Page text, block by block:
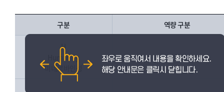
구분 역량 구분
H
Humanity
미네르바인성
인성